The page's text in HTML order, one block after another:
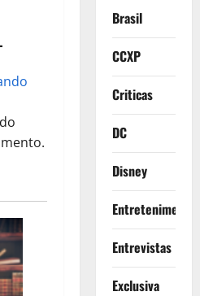
Brasil
CCXP
Criticas
DC
Disney
Entretenimento
Entrevistas
Exclusiva